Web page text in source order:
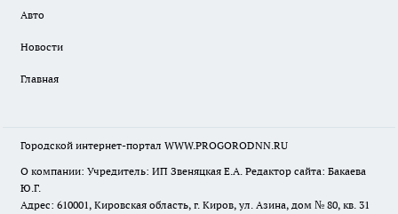
Авто
Новости
Главная
Городской интернет-портал WWW.PROGORODNN.RU
О компании: Учредитель: ИП Звеняцкая Е.А. Редактор сайта: Бакаева
Ю.Г.
Адрес: 610001, Кировская область, г. Киров, ул. Азина, дом № 80, кв. 31